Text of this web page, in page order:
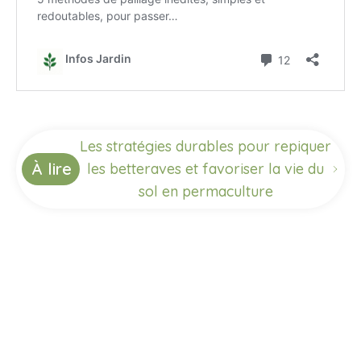
À lire
Les stratégies durables pour repiquer
les betteraves et favoriser la vie du
sol en permaculture